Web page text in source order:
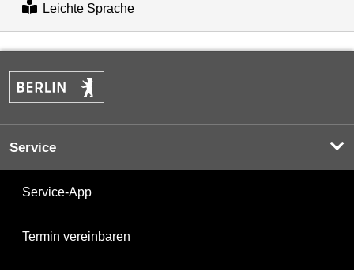
Leichte Sprache
Service
Service-App
Termin vereinbaren